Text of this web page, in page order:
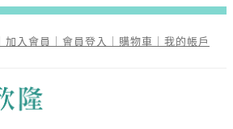
｜加入會員 ｜會員登入 ｜購物車 ｜我的帳戶